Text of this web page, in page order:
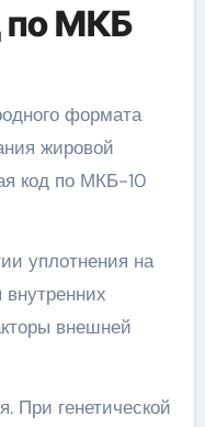
по МКБ
формата
жировой
код по МКБ-10
уплотнения на
внешней
При генетической